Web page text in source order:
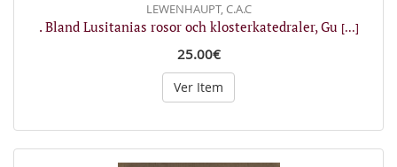
LEWENHAUPT, C.A.C
. Bland Lusitanias rosor och klosterkatedraler, Gu [...]
25.00€
Ver Item